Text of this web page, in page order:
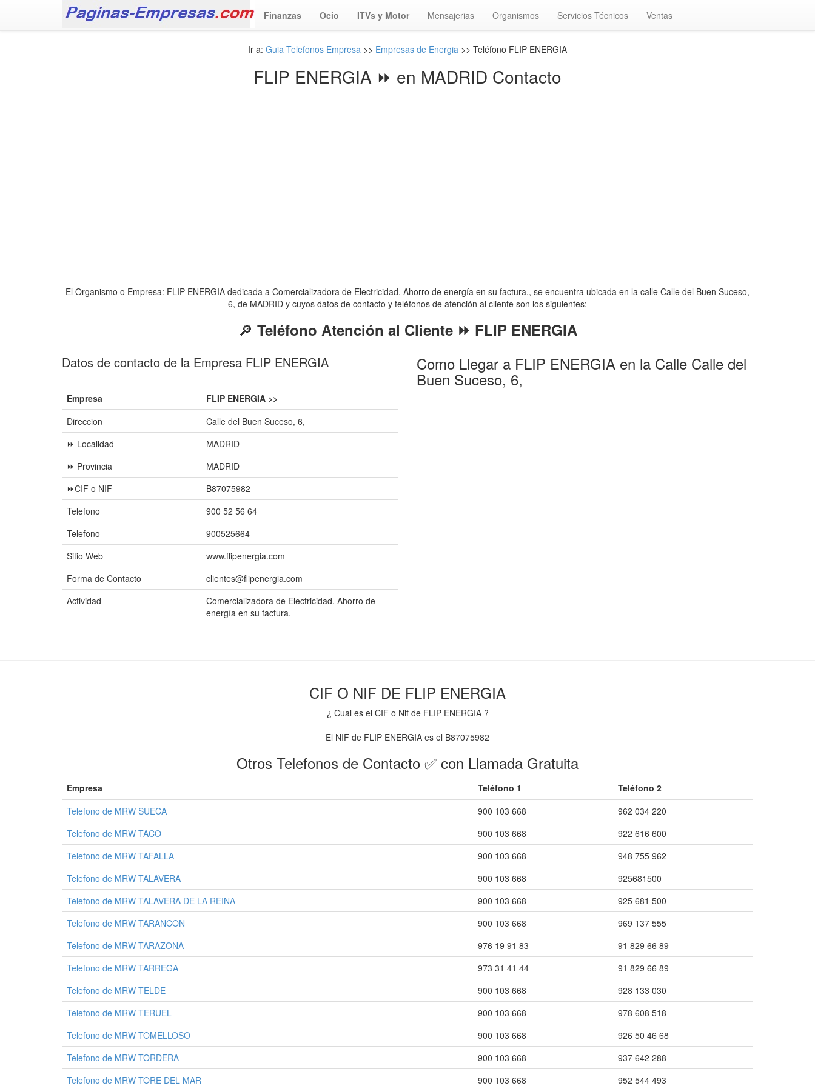
Finanzas Ocio ITVs y Motor Mensajerias Organismos Servicios Técnicos Ventas
Ir a: Guia Telefonos Empresa >> Empresas de Energia >> Teléfono FLIP ENERGIA
FLIP ENERGIA ⏩ en MADRID Contacto
El Organismo o Empresa: FLIP ENERGIA dedicada a Comercializadora de Electricidad. Ahorro de energía en su factura., se encuentra ubicada en la calle Calle del Buen Suceso,
6, de MADRID y cuyos datos de contacto y teléfonos de atención al cliente son los siguientes:
🔎 Teléfono Atención al Cliente ⏩ FLIP ENERGIA
Datos de contacto de la Empresa FLIP ENERGIA
Empresa
FLIP ENERGIA >>
Direccion
Calle del Buen Suceso, 6,
⏩ Localidad
MADRID
⏩ Provincia
MADRID
⏩CIF o NIF
B87075982
Telefono
900 52 56 64
Telefono
900525664
Sitio Web
www.flipenergia.com
Forma de Contacto
clientes@flipenergia.com
Actividad
Comercializadora de Electricidad. Ahorro de
energía en su factura.
Como Llegar a FLIP ENERGIA en la Calle Calle del
Buen Suceso, 6,
CIF O NIF DE FLIP ENERGIA
¿ Cual es el CIF o Nif de FLIP ENERGIA ?
El NIF de FLIP ENERGIA es el B87075982
Otros Telefonos de Contacto ✅ con Llamada Gratuita
Empresa Teléfono 1
Teléfono 2
Telefono de MRW SUECA
900 103 668
962 034 220
Telefono de MRW TACO
900 103 668
922 616 600
Telefono de MRW TAFALLA
900 103 668
948 755 962
Telefono de MRW TALAVERA
900 103 668
925681500
Telefono de MRW TALAVERA DE LA REINA
900 103 668
925 681 500
Telefono de MRW TARANCON
900 103 668
969 137 555
Telefono de MRW TARAZONA
976 19 91 83
91 829 66 89
Telefono de MRW TARREGA
973 31 41 44
91 829 66 89
Telefono de MRW TELDE
900 103 668
928 133 030
Telefono de MRW TERUEL
900 103 668
978 608 518
Telefono de MRW TOMELLOSO
900 103 668
926 50 46 68
Telefono de MRW TORDERA
900 103 668
937 642 288
Telefono de MRW TORE DEL MAR
900 103 668 952 544 493